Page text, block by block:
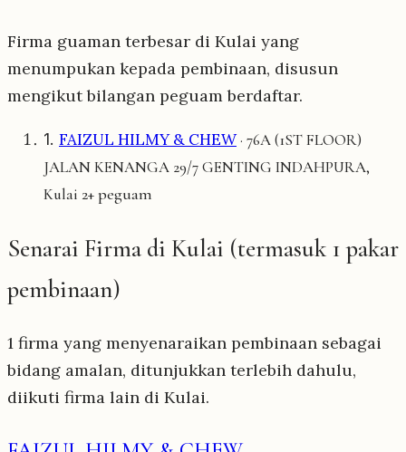
Firma guaman terbesar di Kulai yang
menumpukan kepada pembinaan, disusun
mengikut bilangan peguam berdaftar.
1. FAIZUL HILMY & CHEW· 76A (1ST FLOOR)
JALAN KENANGA 29/7 GENTING INDAHPURA,
Kulai 2+ peguam
Senarai Firma di Kulai (termasuk 1 pakar
pembinaan)
1 firma yang menyenaraikan pembinaan sebagai
bidang amalan, ditunjukkan terlebih dahulu,
diikuti firma lain di Kulai.